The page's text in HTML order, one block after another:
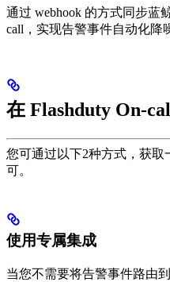
通过 webhook 的方式同步蓝
call，实现告警事件自动化降
在 Flashduty On-
您可通过以下2种方式，获取
可。
使用专属集成
当您不需要将告警事件路由